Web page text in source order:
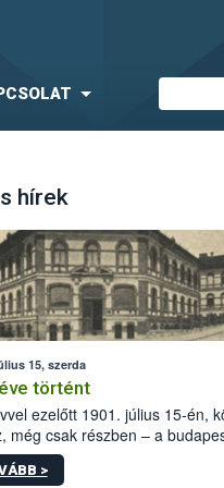
hírek
15, szerda
történt
ezelőtt 1901. július 15-én,
még csak részben – a
állomás a Kis
alatti, Czigler Győző által
>